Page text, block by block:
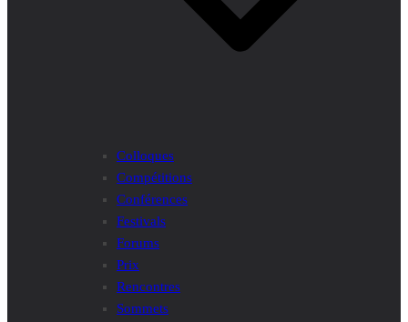
Colloques
Compétitions
Conférences
Festivals
Forums
Prix
Rencontres
Sommets